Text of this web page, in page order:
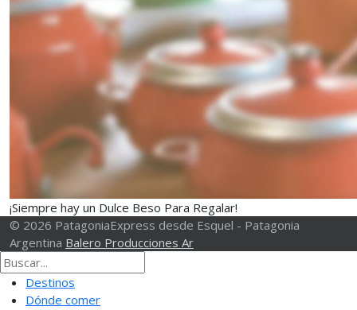
¡Siempre hay un Dulce Beso Para Regalar!
© 2026 PatagoniaExpress desde Esquel - Patagonia
Argentina Balero Producciones Ar
Destinos
Dónde comer